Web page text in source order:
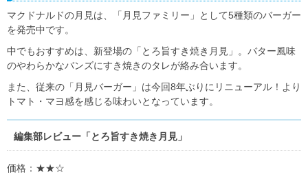
マクドナルドの月見は、「月見ファミリー」として5種類のバーガー
を発売中です。
中でもおすすめは、新登場の「とろ旨すき焼き月見」。バター風味
のやわらかなバンズにすき焼きのタレが絡み合います。
また、従来の「月見バーガー」は今回8年ぶりにリニューアル！より
トマト・マヨ感を感じる味わいとなっています。
編集部レビュー「とろ旨すき焼き月見」
価格：★★☆